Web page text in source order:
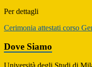
Per dettagli
Cerimonia attestati corso
Dove Siamo
Università degli Studi di